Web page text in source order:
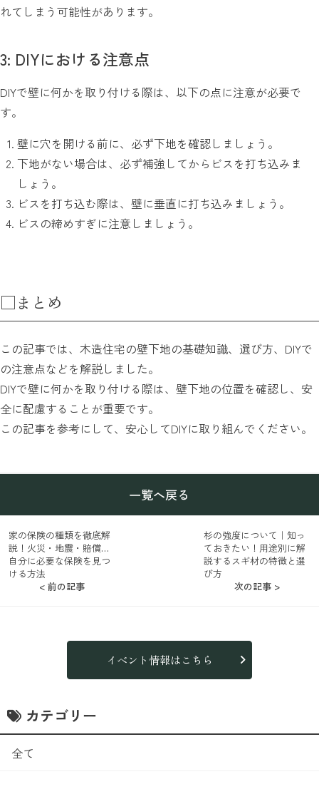
れてしまう可能性があります。
3: DIYにおける注意点
DIYで壁に何かを取り付ける際は、以下の点に注意が必要で
す。
壁に穴を開ける前に、必ず下地を確認しましょう。
下地がない場合は、必ず補強してからビスを打ち込みま
しょう。
ビスを打ち込む際は、壁に垂直に打ち込みましょう。
ビスの締めすぎに注意しましょう。
□まとめ
この記事では、木造住宅の壁下地の基礎知識、選び方、DIYで
の注意点などを解説しました。
DIYで壁に何かを取り付ける際は、壁下地の位置を確認し、安
全に配慮することが重要です。
この記事を参考にして、安心してDIYに取り組んでください。
< 前の記事
家の保険の種類を徹底解
説！火災・地震・賠償…
自分に必要な保険を見つ
ける方法
一覧へ戻る
杉の強度について｜知っ
ておきたい！用途別に解
説するスギ材の特徴と選
び方
次の記事 >
イベント情報はこちら
カテゴリー
全て